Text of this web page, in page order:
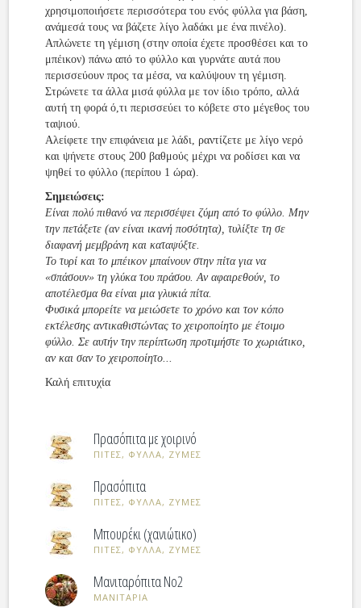
χρησιμοποιήσετε περισσότερα του ενός φύλλα για βάση,
ανάμεσά τους να βάζετε λίγο λαδάκι με ένα πινέλο).
Απλώνετε τη γέμιση (στην οποία έχετε προσθέσει και το
μπέικον) πάνω από το φύλλο και γυρνάτε αυτά που
περισσεύουν προς τα μέσα, να καλύψουν τη γέμιση.
Στρώνετε τα άλλα μισά φύλλα με τον ίδιο τρόπο, αλλά
αυτή τη φορά ό,τι περισσεύει το κόβετε στο μέγεθος του
ταψιού.
Αλείφετε την επιφάνεια με λάδι, ραντίζετε με λίγο νερό
και ψήνετε στους 200 βαθμούς μέχρι να ροδίσει και να
ψηθεί το φύλλο (περίπου 1 ώρα).
Σημειώσεις:
Είναι πολύ πιθανό να περισσέψει ζύμη από το φύλλο. Μην
την πετάξετε (αν είναι ικανή ποσότητα), τυλίξτε τη σε
διαφανή μεμβράνη και καταψύξτε.
Το τυρί και το μπέικον μπαίνουν στην πίτα για να
«σπάσουν» τη γλύκα του πράσου. Αν αφαιρεθούν, το
αποτέλεσμα θα είναι μια γλυκιά πίτα.
Φυσικά μπορείτε να μειώσετε το χρόνο και τον κόπο
εκτέλεσης αντικαθιστώντας το χειροποίητο με έτοιμο
φύλλο. Σε αυτήν την περίπτωση προτιμήστε το χωριάτικο,
αν και σαν το χειροποίητο...
Καλή επιτυχία
Πρασόπιτα με χοιρινό
ΠΙΤΕΣ, ΦΥΛΛΑ, ΖΥΜΕΣ
Πρασόπιτα
ΠΙΤΕΣ, ΦΥΛΛΑ, ΖΥΜΕΣ
Μπουρέκι (χανιώτικο)
ΠΙΤΕΣ, ΦΥΛΛΑ, ΖΥΜΕΣ
Μανιταρόπιτα Νο2
ΜΑΝΙΤΑΡΙΑ